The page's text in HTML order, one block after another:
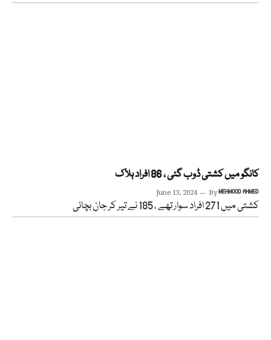
کانگو میں کشتی ڈوب گئی ، 86 افراد ہلاک
June 13, 2024 ByMEHMOOD AHMED
کشتی میں 271 افراد سوار تھے ، 185 نے تیر کر جان بچائی